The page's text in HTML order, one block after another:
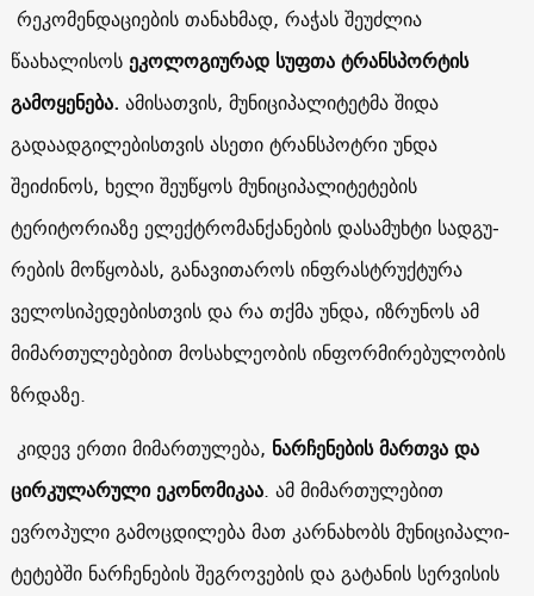
რეკომენდაციების თანახმად, რაჭას შეუძლია
წაახალისოსეკოლოგიურად სუფთა ტრანსპორტის
გამოყენება. ამისათვის, მუნიციპალიტეტმა შიდა
გადაადგილებისთვის ასეთი ტრანსპოტრი უნდა
შეიძინოს, ხელი შეუწყოს მუნიციპალიტეტების
ტერიტორიაზე ელექ­ტრო­მან­ქა­ნე­ბის და­სა­მუხ­ტი სად­გუ­
რე­ბის მო­წყო­ბას, განავითაროს ინფრასტრუქტურა
ველოსიპედებისთვის და რა თქმა უნდა, იზრუნოს ამ
მიმართულებებით მოსახლეობის ინფორმირებულობის
ზრდაზე.
კიდევ ერთი მიმართულება, ნარ­ჩე­ნე­ბის მარ­თვა და
ცირ­კუ­ლა­რუ­ლი ეკო­ნო­მი­კაა. ამ მიმართულებით
ევროპული გამოცდილება მათ კარნახობს მუ­ნი­ცი­პა­ლი­
ტე­ტებ­ში ნარ­ჩე­ნე­ბის შეგ­რო­ვე­ბის და გა­ტა­ნის სერ­ვი­სის